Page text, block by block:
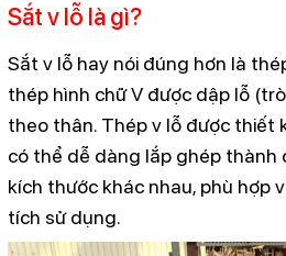
Sắt v lỗ là gì?
Sắt v lỗ hay nói đúng hơn là
thép hình chữ V được dập lỗ
theo thân. Thép v lỗ được thiết
có thể dễ dàng lắp ghép thành
kích thước khác nhau, phù hợp
tích sử dụng.